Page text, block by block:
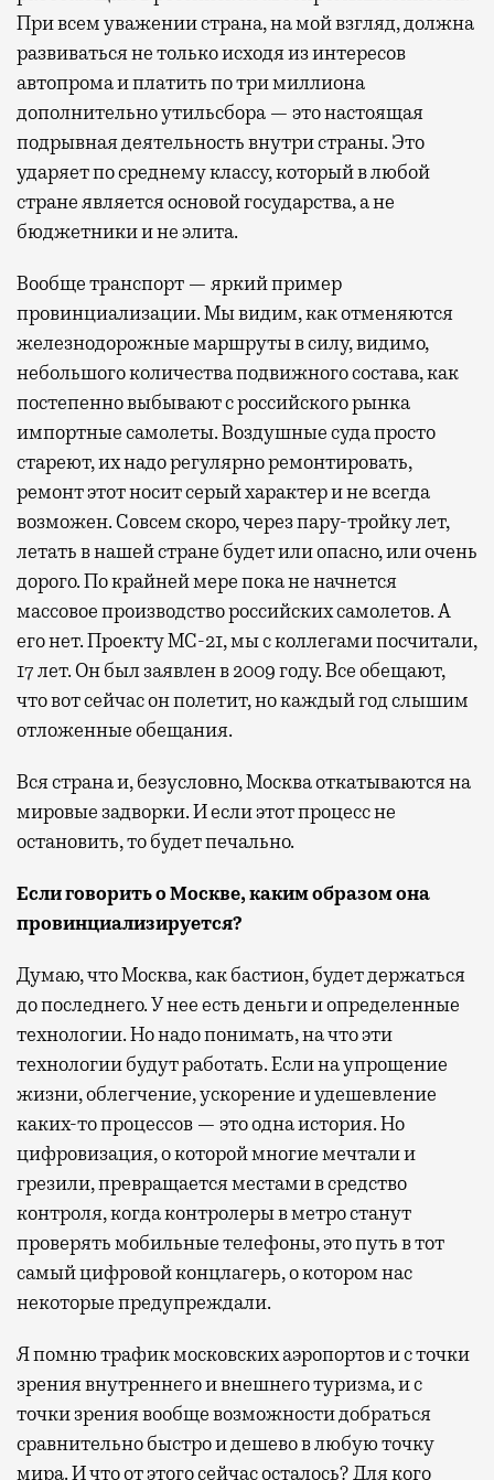
При всем уважении страна, на мой взгляд, должна
развиваться не только исходя из интересов
автопрома и платить по три миллиона
дополнительно утильсбора — это настоящая
подрывная деятельность внутри страны. Это
ударяет по среднему классу, который в любой
стране является основой государства, а не
бюджетники и не элита.
Вообще транспорт — яркий пример
провинциализации. Мы видим, как отменяются
железнодорожные маршруты в силу, видимо,
небольшого количества подвижного состава, как
постепенно выбывают с российского рынка
импортные самолеты. Воздушные суда просто
стареют, их надо регулярно ремонтировать,
ремонт этот носит серый характер и не всегда
возможен. Совсем скоро, через пару-тройку лет,
летать в нашей стране будет или опасно, или очень
дорого. По крайней мере пока не начнется
массовое производство российских самолетов. А
его нет. Проекту МС-21, мы с коллегами посчитали,
17 лет. Он был заявлен в 2009 году. Все обещают,
что вот сейчас он полетит, но каждый год слышим
отложенные обещания.
Вся страна и, безусловно, Москва откатываются на
мировые задворки. И если этот процесс не
остановить, то будет печально.
Если говорить о Москве, каким образом она
провинциализируется?
Думаю, что Москва, как бастион, будет держаться
до последнего. У нее есть деньги и определенные
технологии. Но надо понимать, на что эти
технологии будут работать. Если на упрощение
жизни, облегчение, ускорение и удешевление
каких-то процессов — это одна история. Но
цифровизация, о которой многие мечтали и
грезили, превращается местами в средство
контроля, когда контролеры в метро станут
проверять мобильные телефоны, это путь в тот
самый цифровой концлагерь, о котором нас
некоторые предупреждали.
Я помню трафик московских аэропортов и с точки
зрения внутреннего и внешнего туризма, и с
точки зрения вообще возможности добраться
сравнительно быстро и дешево в любую точку
мира. И что от этого сейчас осталось? Для кого